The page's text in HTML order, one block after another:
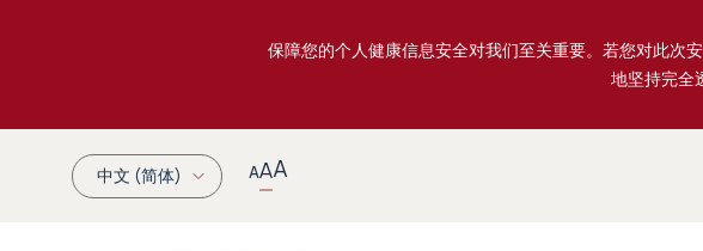
保障您的个人健康信息安全对我们至关重要。若您对此次
地坚持完全
中文 (简体) AAA